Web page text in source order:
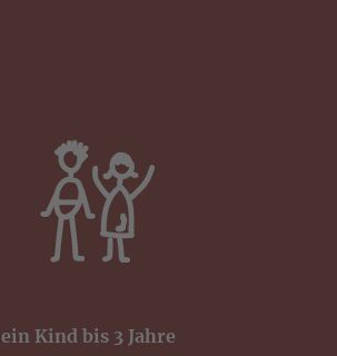
ein Kind bis 3 Jahre